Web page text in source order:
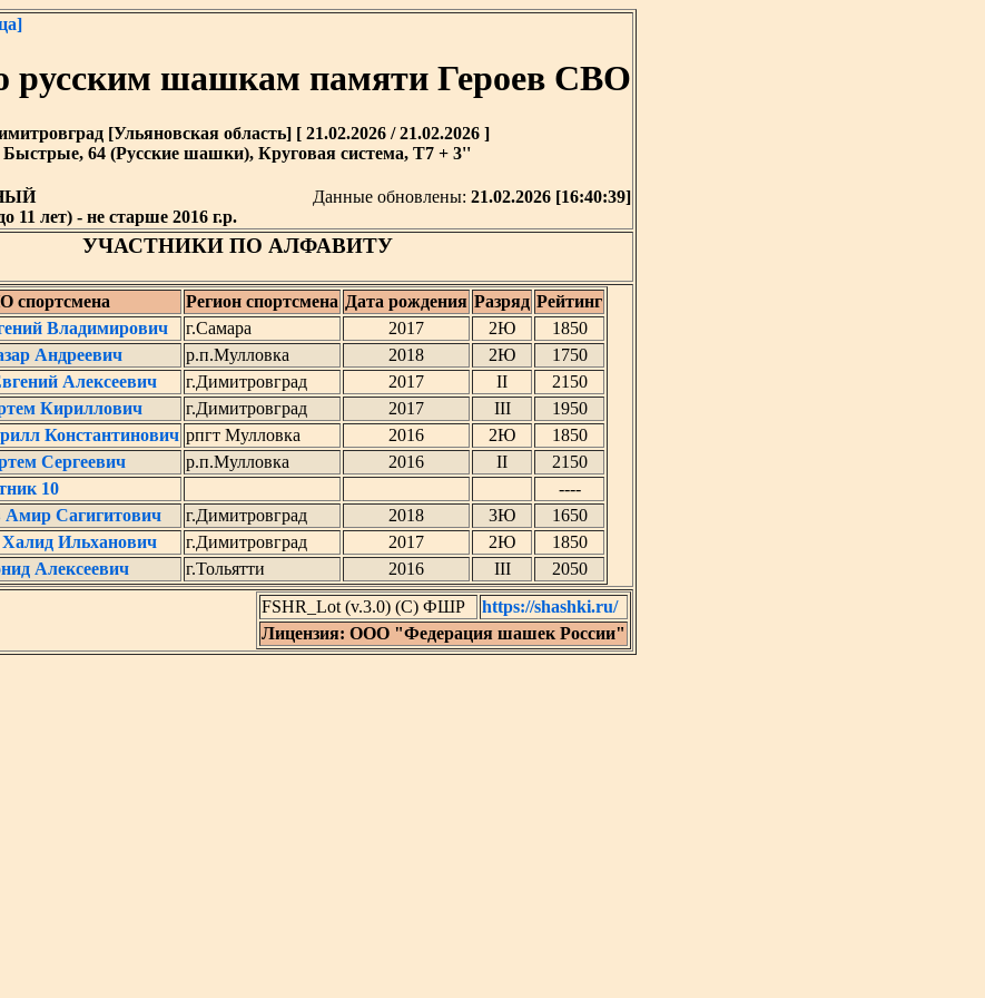
русским шашкам памяти Героев СВО
[Ульяновская область] [ 21.02.2026 / 21.02.2026 ]
Быстрые, 64 (Русские шашки), Круговая система, T7 + 3''
Данные обновлены: 21.02.2026 [16:40:39]
лет) - не старше 2016 г.р.
УЧАСТНИКИ ПО АЛФАВИТУ
спортсмена Регион спортсмена Дата рождения Разряд Рейтинг
Владимирович г.Самара 2017 2Ю
1850
Андреевич р.п.Мулловка 2018 2Ю
1750
Алексеевич г.Димитровград 2017 II
2150
Кириллович г.Димитровград 2017 III
1950
Константинович рпгт Мулловка 2016 2Ю
1850
Сергеевич р.п.Мулловка 2016 II
2150
10
----
Амир Сагигитович г.Димитровград 2018 3Ю
1650
Ильханович г.Димитровград 2017 2Ю
1850
Алексеевич г.Тольятти 2016 III
2050
FSHR_Lot (v.3.0) (C) ФШР
https://shashki.ru/
Лицензия: ООО "Федерация шашек России"